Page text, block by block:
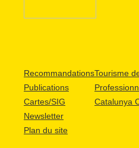
Recommandations
Publications
Cartes/SIG
Newsletter
Plan du site
Tourisme
Catalunya